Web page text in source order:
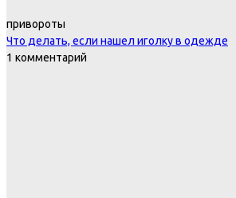
привороты
Что делать, если нашел иголку в одежде
1 комментарий